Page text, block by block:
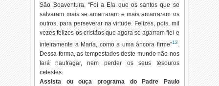
São Boaventura. “Foi a Ela que os santos que se
salvaram mais se amarraram e mais amarraram os
outros, para perseverar na virtude. Felizes, pois, mil
vezes felizes os cristãos que agora se agarram fiel e
inteiramente a Maria, como a uma âncora firme”12.
Dessa forma, as tempestades deste mundo não nos
fará naufragar, nem perder os seus tesouros
celestes.
Assista ou ouça programa do Padre Paulo